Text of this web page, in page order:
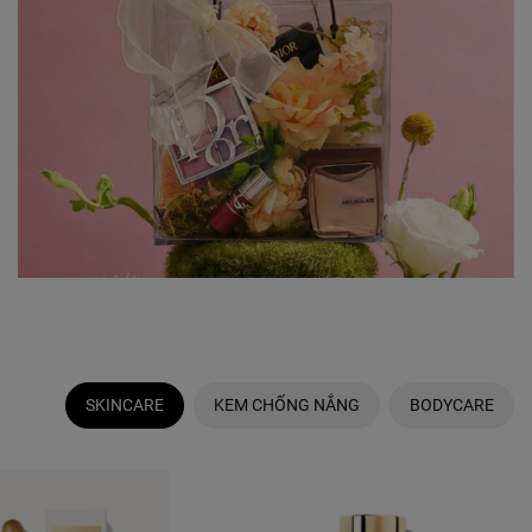
SKINCARE KEM CHỐNG NẮNG BODYCARE